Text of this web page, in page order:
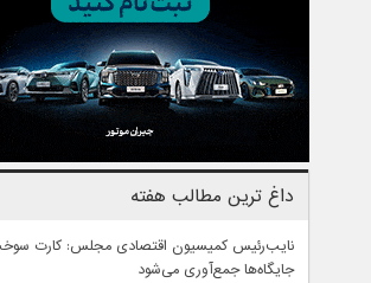
داغ ترین مطالب هفته
نایب‌رئیس کمیسیون اقتصادی مجلس: کارت
جایگاه‌ها جمع‌آوری می‌شود